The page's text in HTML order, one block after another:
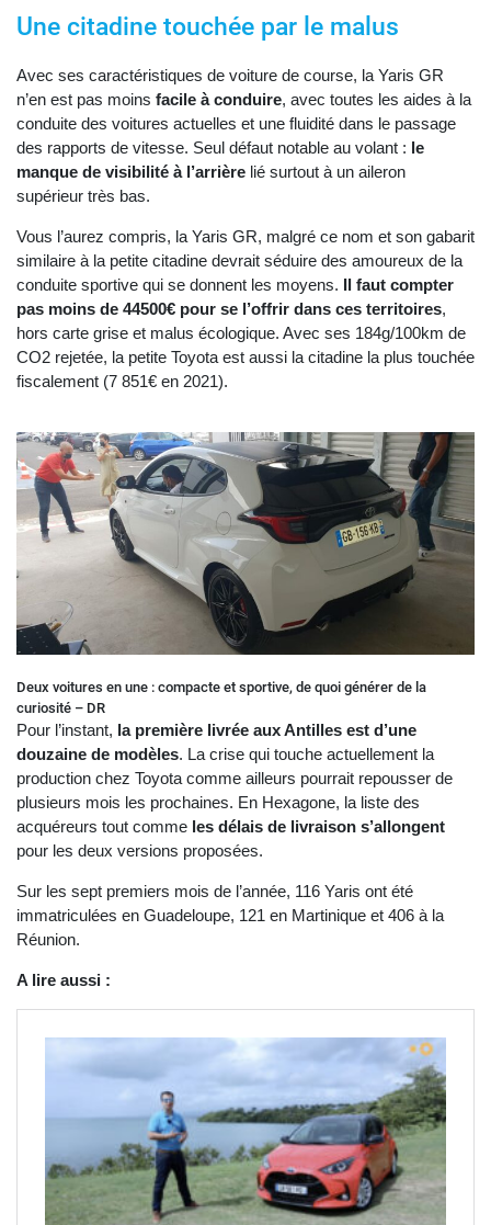
Une citadine touchée par le malus
Avec ses caractéristiques de voiture de course, la Yaris GR
n’en est pas moins facile à conduire, avec toutes les aides à la
conduite des voitures actuelles et une fluidité dans le passage
des rapports de vitesse. Seul défaut notable au volant : le
manque de visibilité à l’arrière lié surtout à un aileron
supérieur très bas.
Vous l’aurez compris, la Yaris GR, malgré ce nom et son gabarit
similaire à la petite citadine devrait séduire des amoureux de la
conduite sportive qui se donnent les moyens. Il faut compter
pas moins de 44500€ pour se l’offrir dans ces territoires,
hors carte grise et malus écologique. Avec ses 184g/100km de
CO2 rejetée, la petite Toyota est aussi la citadine la plus touchée
fiscalement (7 851€ en 2021).
Deux voitures en une : compacte et sportive, de quoi générer de la
curiosité – DR
Pour l’instant, la première livrée aux Antilles est d’une
douzaine de modèles. La crise qui touche actuellement la
production chez Toyota comme ailleurs pourrait repousser de
plusieurs mois les prochaines. En Hexagone, la liste des
acquéreurs tout comme les délais de livraison s’allongent
pour les deux versions proposées.
Sur les sept premiers mois de l’année, 116 Yaris ont été
immatriculées en Guadeloupe, 121 en Martinique et 406 à la
Réunion.
A lire aussi :